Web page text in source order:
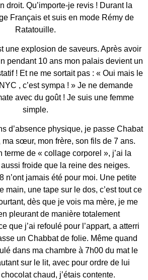
droit. Qu’importe-je revis ! Durant la
Français et suis en mode Rémy de
Ratatouille.
une explosion de saveurs. Après avoir
pendant 10 ans mon palais devient un
! Et ne me sortait pas : « Oui mais le
, c’est sympa ! » Je ne demande
avec du goût ! Je suis une femme
simple.
d’absence physique, je passe Chabat
ma sœur, mon frère, son fils de 7 ans.
terme de « collage corporel », j’ai la
aussi froide que la reine des neiges.
n’ont jamais été pour moi. Une petite
main, une tape sur le dos, c’est tout ce
dès que je vois ma mère, je me
pleurant de manière totalement
que j’ai refoulé pour l’appart, a atterri
un Chabbat de folie. Même quand
dans ma chambre à 7h00 du mat le
sur le lit, avec pour ordre de lui
chaud, j’étais contente.